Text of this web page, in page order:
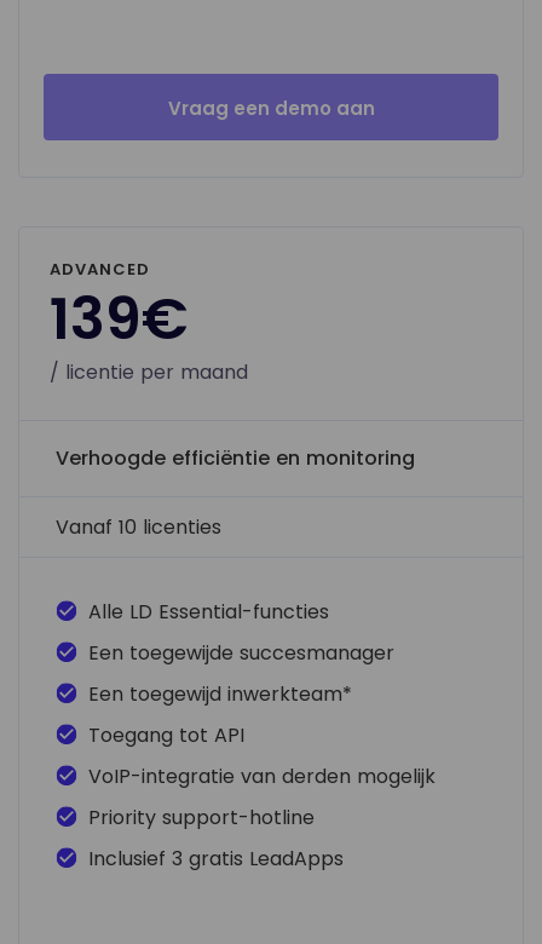
Vraag een demo aan
ADVANCED
139€
/ licentie per maand
Verhoogde efficiëntie en monitoring
Vanaf 10 licenties
Alle LD Essential-functies
Een toegewijde succesmanager
Een toegewijd inwerkteam*
Toegang tot API
VoIP-integratie van derden mogelijk
Priority support-hotline
Inclusief 3 gratis LeadApps